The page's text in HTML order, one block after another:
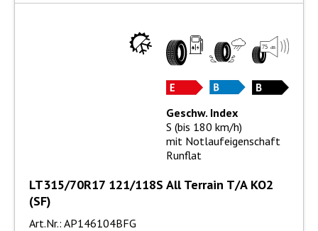
LT315/70R17 121/118S All Terrain T/A KO2
(SF)
Art.Nr.: AP146104BFG
Geschw. Index
S (bis 180 km/h)
mit Notlaufeigenschaft
Runflat